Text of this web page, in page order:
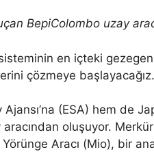
BepiColombo uzay
en içteki
çözmeye başlayacağız.
(ESA) hem de
oluşuyor.
Aracı (Mio), bir